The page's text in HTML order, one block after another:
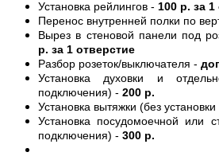
Установка рейлингов - 100 р. за
Перенос внутренней полки по
Вырез в стеновой панели под
р. за 1 отверстие
Разбор розеток/выключателя -
Установка духовки и
подключения) - 200 р.
Установка вытяжки (без
Установка посудомоечной или
подключения) - 300 р.